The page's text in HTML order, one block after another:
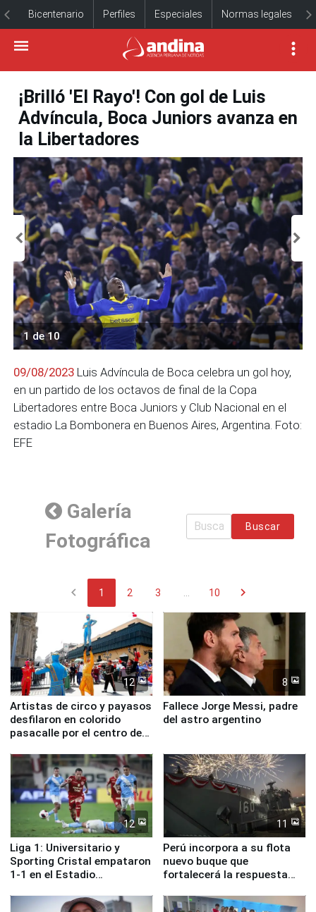
Bicentenario Perfiles Especiales Normas legales
¡Brilló 'El Rayo'! Con gol de Luis
Advíncula, Boca Juniors avanza en
la Libertadores
1 de 10
09/08/2023 Luis Advíncula de Boca celebra un gol hoy,
en un partido de los octavos de final de la Copa
Libertadores entre Boca Juniors y Club Nacional en el
estadio La Bombonera en Buenos Aires, Argentina. Foto:
EFE
Galería
Fotográfica
Buscar
chevron_left 1 2 3 10 chevron_right
12
Artistas de circo y payasos
desfilaron en colorido
pasacalle por el centro de
8
Fallece Jorge Messi, padre
del astro argentino
12
Liga 1: Universitario y
Sporting Cristal empataron
1-1 en el Estadio
11
Perú incorpora a su flota
nuevo buque que
fortalecerá la respuesta